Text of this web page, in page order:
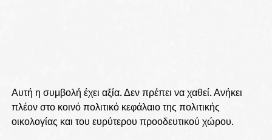
Αυτή η συμβολή έχει αξία. Δεν πρέπει να χαθεί. Ανήκει
πλέον στο κοινό πολιτικό κεφάλαιο της πολιτικής
οικολογίας και του ευρύτερου προοδευτικού χώρου.